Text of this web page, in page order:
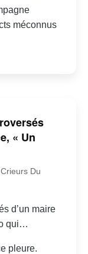
méconnus
« Un
Du
d’un maire
qui…
pleure.